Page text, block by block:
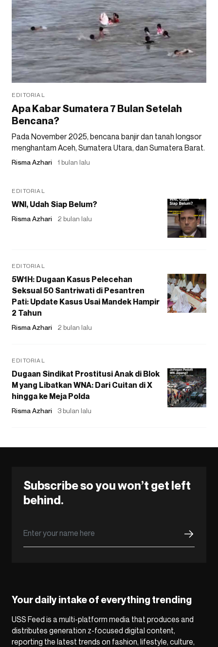
EDITORIAL
Apa Kabar Sumatera 7 Bulan Setelah
Bencana?
Pada November 2025, bencana banjir dan tanah longsor
menghantam Aceh, Sumatera Utara, dan Sumatera Barat.
Risma Azhari 1 bulan lalu
EDITORIAL
WNI, Udah Siap Belum?
Risma Azhari 2 bulan lalu
EDITORIAL
5W1H: Dugaan Kasus Pelecehan
Seksual 50 Santriwati di Pesantren
Pati: Update Kasus Usai Mandek Hampir
2 Tahun
Risma Azhari 2 bulan lalu
EDITORIAL
Dugaan Sindikat Prostitusi Anak di Blok
M yang Libatkan WNA: Dari Cuitan di X
hingga ke Meja Polda
Risma Azhari 3 bulan lalu
Subscribe so you won’t get left
behind.
Your daily intake of everything trending
USS Feed is a multi-platform media that produces and
distributes generation z-focused digital content,
reporting the latest trends on fashion, lifestyle, culture,